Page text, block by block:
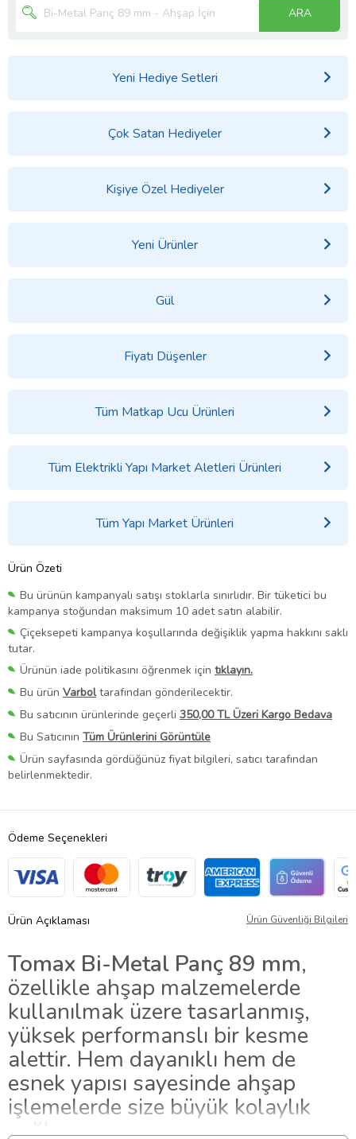
ARA
Yeni Hediye Setleri
Çok Satan Hediyeler
Kişiye Özel Hediyeler
Yeni Ürünler
Gül
Fiyatı Düşenler
Tüm Matkap Ucu Ürünleri
Tüm Elektrikli Yapı Market Aletleri Ürünleri
Tüm Yapı Market Ürünleri
Ürün Özeti
Bu ürünün kampanyalı satışı stoklarla sınırlıdır. Bir tüketici bu
kampanya stoğundan maksimum 10 adet satın alabilir.
Çiçeksepeti kampanya koşullarında değişiklik yapma hakkını saklı
tutar.
Ürünün iade politikasını öğrenmek için tıklayın.
Bu ürün Varboltarafından gönderilecektir.
Bu satıcının ürünlerinde geçerli 350,00 TL Üzeri Kargo Bedava
Bu Satıcının Tüm Ürünlerini Görüntüle
Ürün sayfasında gördüğünüz fiyat bilgileri, satıcı tarafından
belirlenmektedir.
Ödeme Seçenekleri
Ürün Açıklaması Ürün Güvenliği Bilgileri
Tomax Bi-Metal Panç 89 mm,
özellikle ahşap malzemelerde
kullanılmak üzere tasarlanmış,
yüksek performanslı bir kesme
alettir. Hem dayanıklı hem de
esnek yapısı sayesinde ahşap
işlemelerde size büyük kolaylık
sağlar.